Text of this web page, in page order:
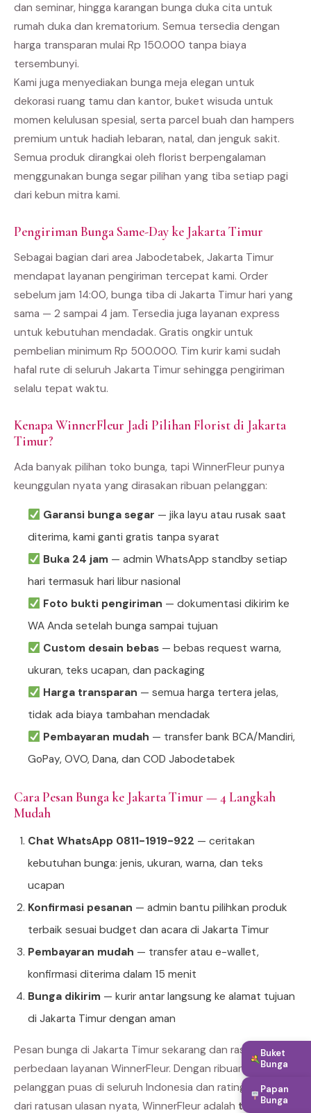
dan seminar, hingga karangan bunga duka cita untuk
rumah duka dan krematorium. Semua tersedia dengan
harga transparan mulai Rp 150.000 tanpa biaya
tersembunyi.
Kami juga menyediakan bunga meja elegan untuk
dekorasi ruang tamu dan kantor, buket wisuda untuk
momen kelulusan spesial, serta parcel buah dan hampers
premium untuk hadiah lebaran, natal, dan jenguk sakit.
Semua produk dirangkai oleh florist berpengalaman
menggunakan bunga segar pilihan yang tiba setiap pagi
dari kebun mitra kami.
Pengiriman Bunga Same-Day ke Jakarta Timur
Sebagai bagian dari area Jabodetabek, Jakarta Timur
mendapat layanan pengiriman tercepat kami. Order
sebelum jam 14:00, bunga tiba di Jakarta Timur hari yang
sama — 2 sampai 4 jam. Tersedia juga layanan express
untuk kebutuhan mendadak. Gratis ongkir untuk
pembelian minimum Rp 500.000. Tim kurir kami sudah
hafal rute di seluruh Jakarta Timur sehingga pengiriman
selalu tepat waktu.
Kenapa WinnerFleur Jadi Pilihan Florist di Jakarta
Timur?
Ada banyak pilihan toko bunga, tapi WinnerFleur punya
keunggulan nyata yang dirasakan ribuan pelanggan:
Garansi bunga segar — jika layu atau rusak saat
diterima, kami ganti gratis tanpa syarat
Buka 24 jam— admin WhatsApp standby setiap
hari termasuk hari libur nasional
Foto bukti pengiriman — dokumentasi dikirim ke
WA Anda setelah bunga sampai tujuan
Custom desain bebas— bebas request warna,
ukuran, teks ucapan, dan packaging
Harga transparan — semua harga tertera jelas,
tidak ada biaya tambahan mendadak
Pembayaran mudah — transfer bank BCA/Mandiri,
GoPay, OVO, Dana, dan COD Jabodetabek
Cara Pesan Bunga ke Jakarta Timur — 4 Langkah
Mudah
Chat WhatsApp 0811-1919-922 — ceritakan
kebutuhan bunga: jenis, ukuran, warna, dan teks
ucapan
Konfirmasi pesanan — admin bantu pilihkan produk
terbaik sesuai budget dan acara di Jakarta Timur
Pembayaran mudah — transfer atau e-wallet,
konfirmasi diterima dalam 15 menit
Bunga dikirim — kurir antar langsung ke alamat tujuan
di Jakarta Timur dengan aman
Pesan bunga di Jakarta Timur sekarang dan rasakan
perbedaan layanan WinnerFleur. Dengan ribuan
pelanggan puas di seluruh Indonesia dan rating bintang 5
dari ratusan ulasan nyata, WinnerFleur adalah toko
Buket
Bunga
Papan
Bunga